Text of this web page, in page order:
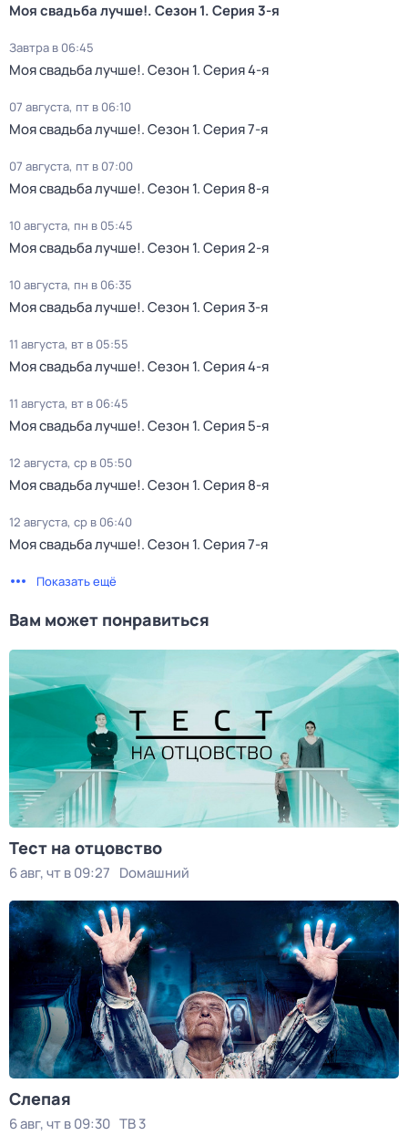
Моя свадьба лучше!. Сезон 1. Серия 3-я
Завтра в 06:45
Моя свадьба лучше!. Сезон 1. Серия 4-я
07 августа, пт в 06:10
Моя свадьба лучше!. Сезон 1. Серия 7-я
07 августа, пт в 07:00
Моя свадьба лучше!. Сезон 1. Серия 8-я
10 августа, пн в 05:45
Моя свадьба лучше!. Сезон 1. Серия 2-я
10 августа, пн в 06:35
Моя свадьба лучше!. Сезон 1. Серия 3-я
11 августа, вт в 05:55
Моя свадьба лучше!. Сезон 1. Серия 4-я
11 августа, вт в 06:45
Моя свадьба лучше!. Сезон 1. Серия 5-я
12 августа, ср в 05:50
Моя свадьба лучше!. Сезон 1. Серия 8-я
12 августа, ср в 06:40
Моя свадьба лучше!. Сезон 1. Серия 7-я
Показать ещё
Вам может понравиться
Тест на отцовство
6 авг, чт в 09:27 Dомашний
Слепая
6 авг, чт в 09:30 ТВ 3